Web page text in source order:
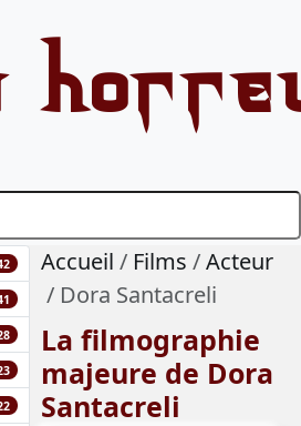
Accueil Films
Acteur
Dora Santacreli
La filmographie
majeure de Dora
Santacreli